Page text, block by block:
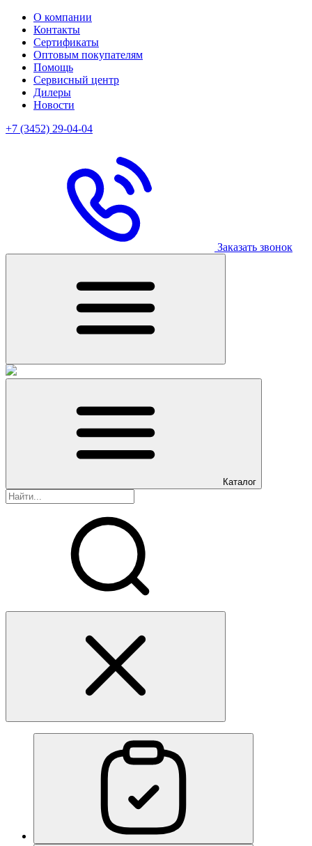
О компании
Контакты
Сертификаты
Оптовым покупателям
Помощь
Сервисный центр
Дилеры
Новости
+7 (3452) 29-04-04
Заказать звонок
Каталог